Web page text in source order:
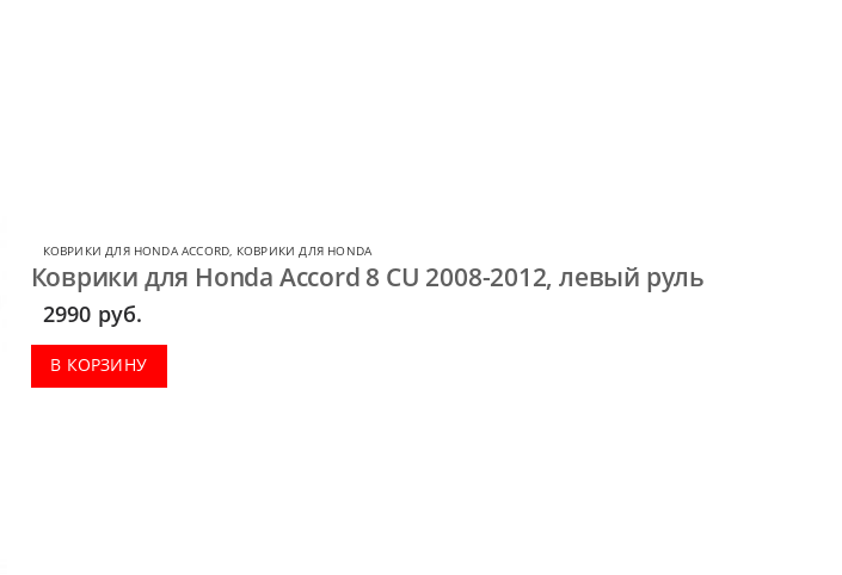
КОВРИКИ ДЛЯ HONDA ACCORD, КОВРИКИ ДЛЯ HONDA
Коврики для Honda Accord 8 CU 2008-2012, левый руль
2990 руб.
В КОРЗИНУ